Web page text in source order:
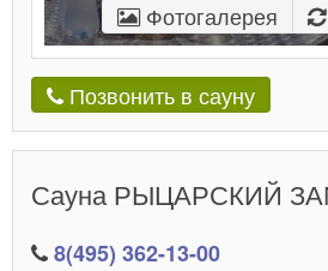
Фотогалерея
Позвонить в сауну
Сауна РЫЦАРСКИЙ
8(495) 362-13-00